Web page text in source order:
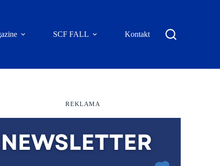
SCF FALL Kontakt
REKLAMA